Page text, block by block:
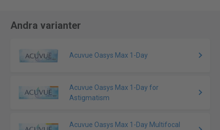
Andra varianter
Acuvue Oasys Max 1-Day
Acuvue Oasys Max 1-Day for
Astigmatism
Acuvue Oasys Max 1-Day Multifocal